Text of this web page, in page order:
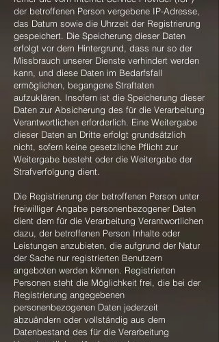
der betroffenen Person vergebene IP-Adresse,
das Datum sowie die Uhrzeit der Registrierung
gespeichert. Die Speicherung dieser Daten
erfolgt vor dem Hintergrund, dass nur so der
Missbrauch unserer Dienste verhindert werden
kann, und diese Daten im Bedarfsfall
ermöglichen, begangene Straftaten
aufzuklären. Insofern ist die Speicherung dieser
Daten zur Absicherung des für die Verarbeitung
Verantwortlichen erforderlich. Eine Weitergabe
dieser Daten an Dritte erfolgt grundsätzlich
nicht, sofern keine gesetzliche Pflicht zur
Weitergabe besteht oder die Weitergabe der
Strafverfolgung dient.
Die Registrierung der betroffenen Person unter
freiwilliger Angabe personenbezogener Daten
dient dem für die Verarbeitung Verantwortlichen
dazu, der betroffenen Person Inhalte oder
Leistungen anzubieten, die aufgrund der Natur
der Sache nur registrierten Benutzern
angeboten werden können. Registrierten
Personen steht die Möglichkeit frei, die bei der
Registrierung angegebenen
personenbezogenen Daten jederzeit
abzuändern oder vollständig aus dem
Datenbestand des für die Verarbeitung